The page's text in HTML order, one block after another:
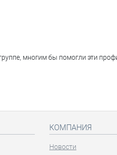
многим бы помогли эти
КОМПАНИЯ
Новости